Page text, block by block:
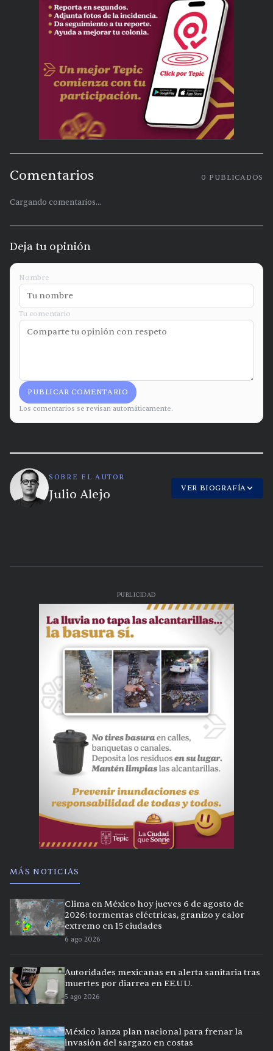
Comentarios 0 PUBLICADOS
Cargando comentarios...
Deja tu opinión
Nombre
Tu comentario
PUBLICAR COMENTARIO
Los comentarios se revisan automáticamente.
SOBRE EL AUTOR
Julio Alejo VER BIOGRAFÍA
PUBLICIDAD
MÁS NOTICIAS
Clima en México hoy jueves 6 de agosto de
2026: tormentas eléctricas, granizo y calor
extremo en 15 ciudades
6 ago 2026
Autoridades mexicanas en alerta sanitaria tras
muertes por diarrea en EE.UU.
5 ago 2026
México lanza plan nacional para frenar la
invasión del sargazo en costas